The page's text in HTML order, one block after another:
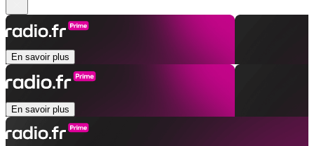
En savoir plus
En savoir plus